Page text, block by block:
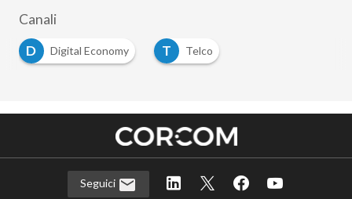
Canali
D
Digital Economy T
Telco
Seguici